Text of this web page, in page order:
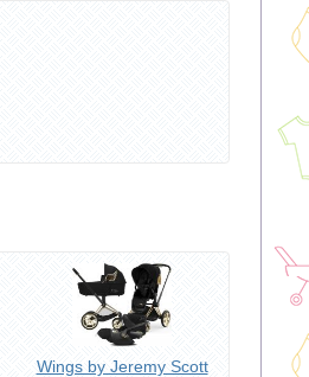
Wings by Jeremy Scott